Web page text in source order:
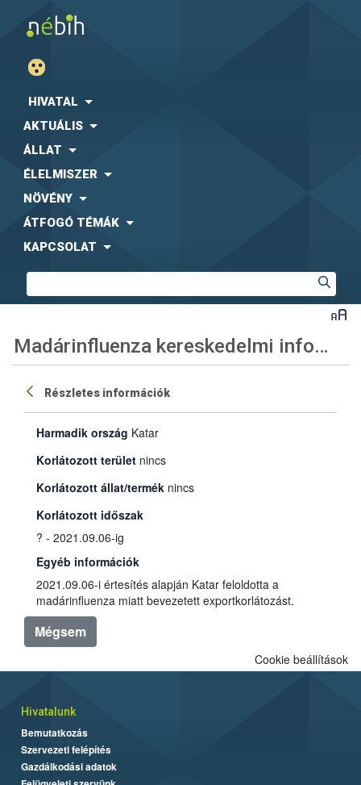
HIVATAL
AKTUÁLIS
ÁLLAT
ÉLELMISZER
NÖVÉNY
ÁTFOGÓ TÉMÁK
KAPCSOLAT
Madárinfluenza kereskedelmi információk
Részletes információk
Harmadik ország Katar
Korlátozott terület nincs
Korlátozott állat/termék nincs
Korlátozott időszak
? - 2021.09.06-ig
Egyéb információk
2021.09.06-i értesítés alapján Katar feloldotta a
madárinfluenza miatt bevezetett exportkorlátozást.
Mégsem
Cookie beállítások
Hivatalunk
Bemutatkozás
Szervezeti felépítés
Gazdálkodási adatok